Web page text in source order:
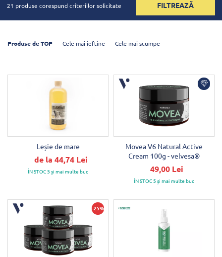
21 produse corespund criteriilor solicitate FILTREAZĂ
Produse de TOP Cele mai ieftine Cele mai scumpe
Leșie de mare
de la 44,74 Lei
ÎN STOC 5 și mai multe buc
Movea V6 Natural Active
Cream 100g - velvesa®
49,00 Lei
ÎN STOC 5 și mai multe buc
-25%